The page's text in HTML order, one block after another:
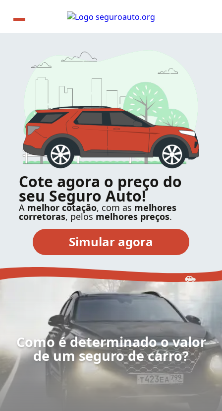
Cote agora o preço do
seu Seguro Auto!
A melhor cotação, com as melhores
corretoras, pelos melhores preços.
Como é determinado o valor
de um seguro de carro?